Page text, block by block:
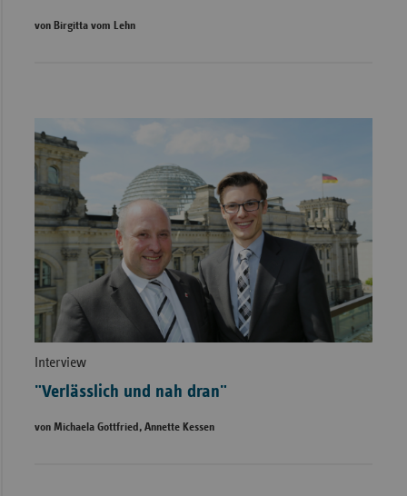
von Birgitta vom Lehn
Interview
"Verlässlich und nah dran"
von Michaela Gottfried, Annette Kessen